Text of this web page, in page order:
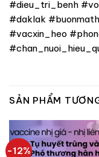
#dieu_tri_benh
#daklak
#vacxin_heo
SẢN PHẨM
-12%